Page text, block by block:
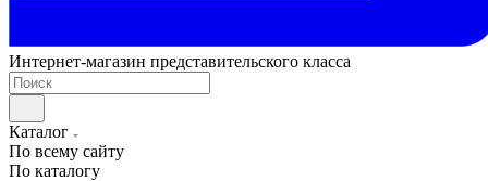
Интернет-магазин представительского класса
Каталог
По всему сайту
По каталогу